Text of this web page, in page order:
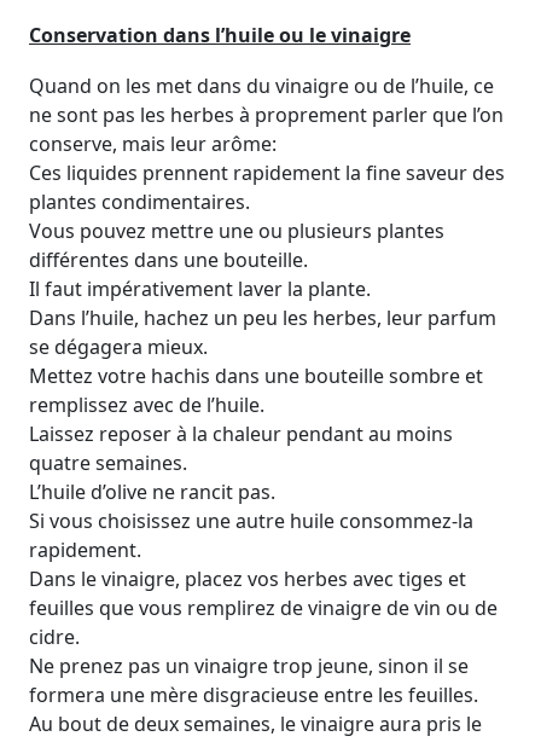
Conservation dans l’huile ou le vinaigre
Quand on les met dans du vinaigre ou de l’huile, ce
ne sont pas les herbes à proprement parler que l’on
conserve, mais leur arôme:
Ces liquides prennent rapidement la fine saveur des
plantes condimentaires.
Vous pouvez mettre une ou plusieurs plantes
différentes dans une bouteille.
Il faut impérativement laver la plante.
Dans l’huile, hachez un peu les herbes, leur parfum
se dégagera mieux.
Mettez votre hachis dans une bouteille sombre et
remplissez avec de l’huile.
Laissez reposer à la chaleur pendant au moins
quatre semaines.
L’huile d’olive ne rancit pas.
Si vous choisissez une autre huile consommez-la
rapidement.
Dans le vinaigre, placez vos herbes avec tiges et
feuilles que vous remplirez de vinaigre de vin ou de
cidre.
Ne prenez pas un vinaigre trop jeune, sinon il se
formera une mère disgracieuse entre les feuilles.
Au bout de deux semaines, le vinaigre aura pris le